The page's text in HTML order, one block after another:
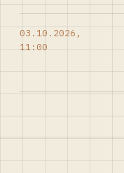
03.10.2026,
11:00